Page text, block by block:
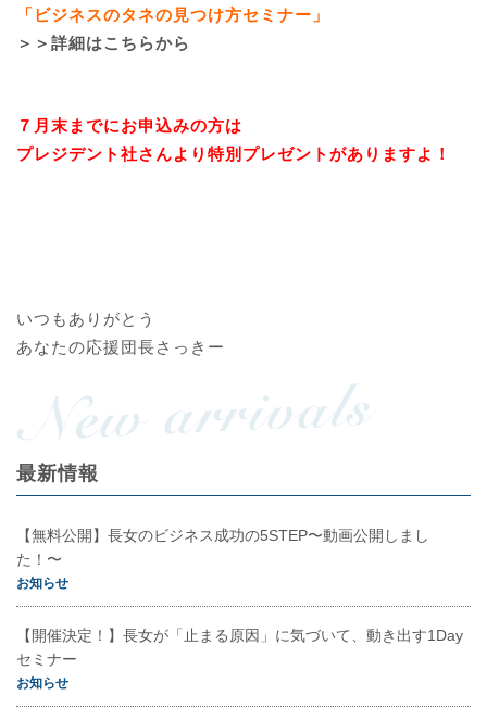
「ビジネスのタネの見つけ方セミナー」
＞＞詳細はこちらから
７月末までにお申込みの方は
プレジデント社さんより特別プレゼントがありますよ！
いつもありがとう
あなたの応援団長さっきー
最新情報
【無料公開】長女のビジネス成功の5STEP〜動画公開しまし
た！〜
お知らせ
【開催決定！】長女が「止まる原因」に気づいて、動き出す1Day
セミナー
お知らせ